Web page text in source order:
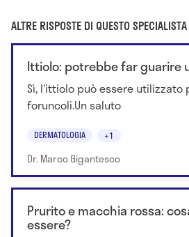
ALTRE RISPOSTE DI QUESTO SPECIALISTA
Ittiolo: potrebbe far guarire
Sì, l'ittiolo può essere utilizzato
foruncoli.Un saluto
DERMATOLOGIA +1
Dr. Marco Gigantesco
Prurito e macchia rossa:
essere?